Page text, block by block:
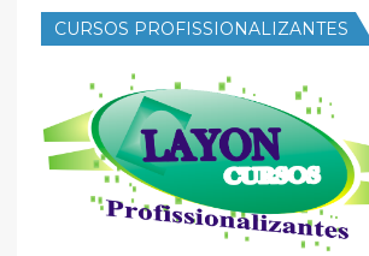
CURSOS PROFISSIONALIZANTES